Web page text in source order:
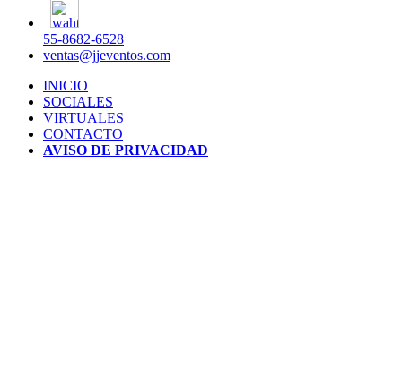
55-8682-6528
ventas@jjeventos.com
INICIO
SOCIALES
VIRTUALES
CONTACTO
AVISO DE PRIVACIDAD